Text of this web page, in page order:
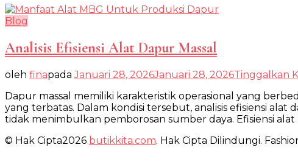
Blog
Analisis Efisiensi Alat Dapur Massal
oleh finapadaJanuari 28, 2026Januari 28, 2026Tinggalkan
Dapur massal memiliki karakteristik operasional yang
yang terbatas. Dalam kondisi tersebut, analisis efisiensi
tidak menimbulkan pemborosan sumber daya. Efisiensi
© Hak Cipta2026 butikkita.com. Hak Cipta Dilindungi.